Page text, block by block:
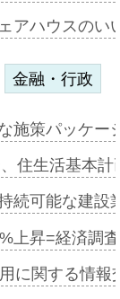
アハウスの
金融・行政
施策パッケ
、住生活基本
続可能な建
上昇=経済調
に関する情